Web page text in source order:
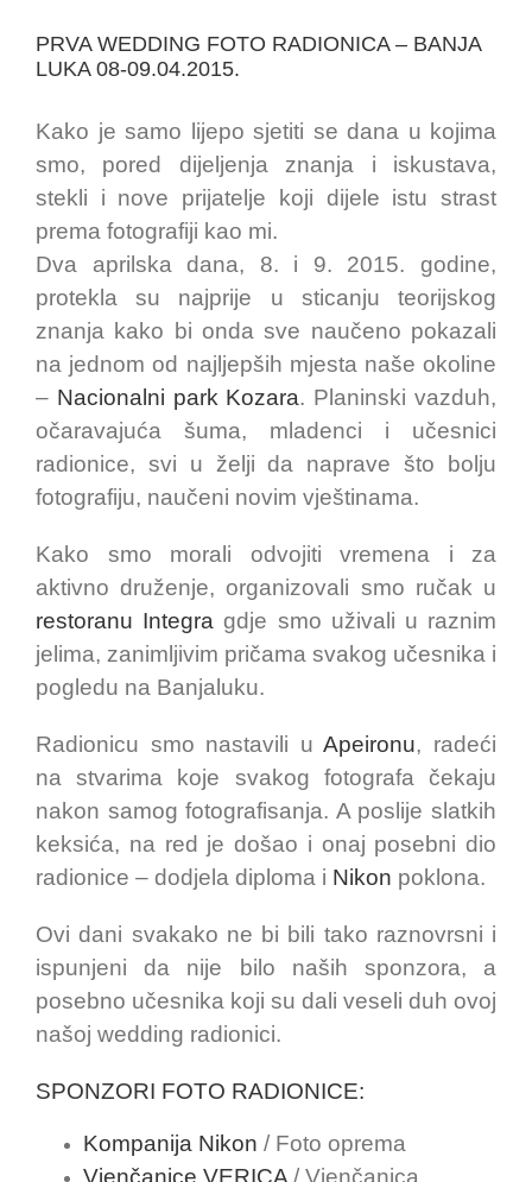
PRVA WEDDING FOTO RADIONICA – BANJA
LUKA 08-09.04.2015.
Kako je samo lijepo sjetiti se dana u kojima
smo, pored dijeljenja znanja i iskustava,
stekli i nove prijatelje koji dijele istu strast
prema fotografiji kao mi.
Dva aprilska dana, 8. i 9. 2015. godine,
protekla su najprije u sticanju teorijskog
znanja kako bi onda sve naučeno pokazali
na jednom od najljepših mjesta naše okoline
– Nacionalni park Kozara. Planinski vazduh,
očaravajuća šuma, mladenci i učesnici
radionice, svi u želji da naprave što bolju
fotografiju, naučeni novim vještinama.
Kako smo morali odvojiti vremena i za
aktivno druženje, organizovali smo ručak u
restoranu Integra gdje smo uživali u raznim
jelima, zanimljivim pričama svakog učesnika i
pogledu na Banjaluku.
Radionicu smo nastavili uApeironu, radeći
na stvarima koje svakog fotografa čekaju
nakon samog fotografisanja. A poslije slatkih
keksića, na red je došao i onaj posebni dio
radionice – dodjela diploma i Nikon poklona.
Ovi dani svakako ne bi bili tako raznovrsni i
ispunjeni da nije bilo naših sponzora, a
posebno učesnika koji su dali veseli duh ovoj
našoj wedding radionici.
SPONZORI FOTO RADIONICE:
Kompanija Nikon / Foto oprema
Vjenčanice VERICA/ Vjenčanica